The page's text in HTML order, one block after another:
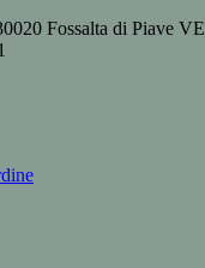
Fossalta di Piave VE